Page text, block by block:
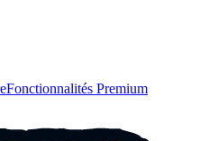
Fonctionnalités Premium